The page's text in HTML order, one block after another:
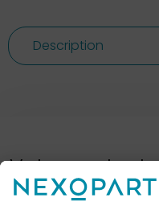
Description
Votre contact
Avez-vous des